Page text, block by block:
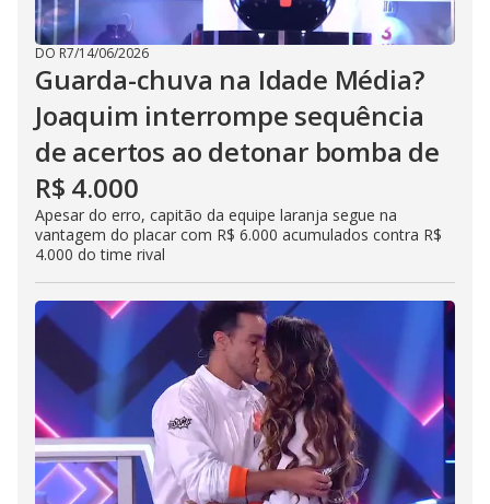
DO R7/14/06/2026
Guarda-chuva na Idade Média?
Joaquim interrompe sequência
de acertos ao detonar bomba de
R$ 4.000
Apesar do erro, capitão da equipe laranja segue na
vantagem do placar com R$ 6.000 acumulados contra R$
4.000 do time rival